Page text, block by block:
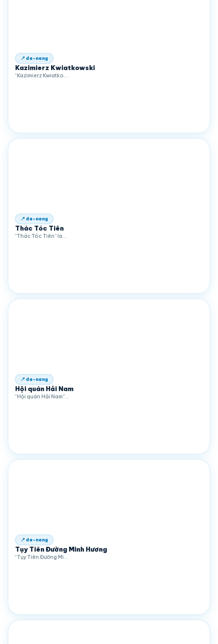
📍 da-nang
Kazimierz Kwiatkowski
“Kazimierz Kwiatko…
📍 da-nang
Thác Tóc Tiên
“Thác Tóc Tiên” la…
📍 da-nang
Hội quán Hải Nam
“Hội quán Hải Nam”…
📍 da-nang
Tụy Tiên Đường Minh Hương
“Tụy Tiên Đường Mi…